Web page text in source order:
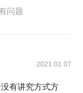
问题
2021.01.07
有讲究方式方